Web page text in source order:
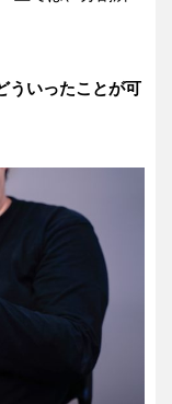
ういったことが可